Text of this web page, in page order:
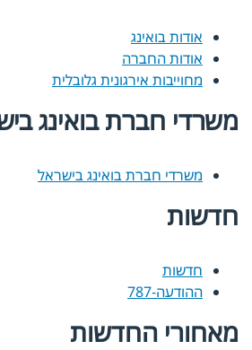
אודות בואינג
אודות החברה
מחוייבות אירגונית גלובלית
משרדי חברת בואינג
משרדי חברת בואינג בישראל
חדשות
חדשות
ההודעה-787
מאחורי החדשות